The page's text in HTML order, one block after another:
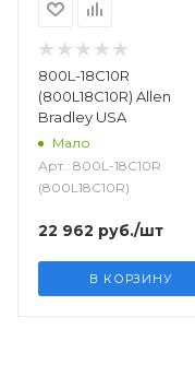
800L-18C10R
(800L18C10R) Allen
Bradley USA
Мало
Арт.: 800L-18C10R
(800L18C10R)
22 962 руб./шт
В КОРЗИНУ